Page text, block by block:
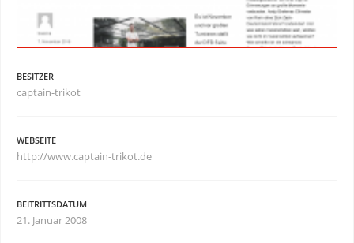
BESITZER
captain-trikot
WEBSEITE
http://www.captain-trikot.de
BEITRITTSDATUM
21. Januar 2008